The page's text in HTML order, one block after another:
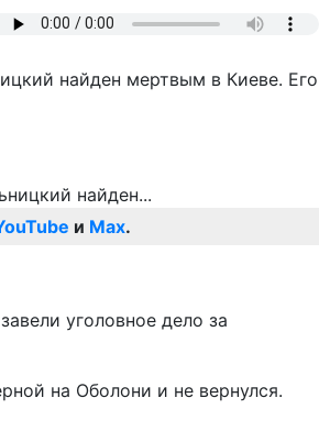
найден мертвым в Киеве. Его
и Max.
уголовное дело за
на Оболони и не вернулся.